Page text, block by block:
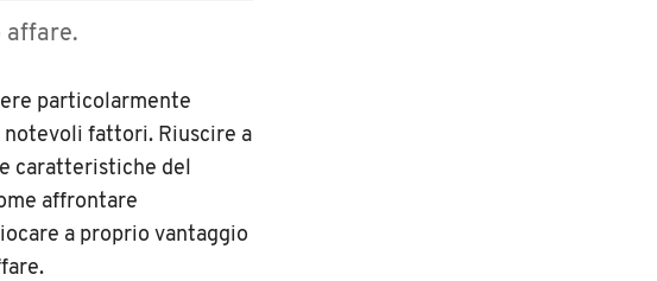
affare.
particolarmente
notevoli fattori. Riuscire a
caratteristiche del
affrontare
a proprio vantaggio